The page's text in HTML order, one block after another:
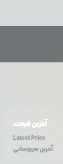
آخرین قیمت
Latest Price
آخرین به‌روزسانی